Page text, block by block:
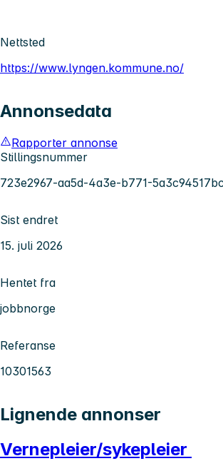
Nettsted
https://www.lyngen.kommune.no/
Annonsedata
Rapporter annonse
Stillingsnummer
723e2967-aa5d-4a3e-b771-
Sist endret
15. juli 2026
Hentet fra
jobbnorge
Referanse
10301563
Lignende annonser
Vernepleier/sykepleier